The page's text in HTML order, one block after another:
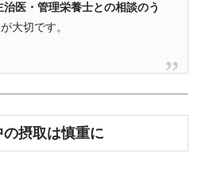
治医・管理栄養士との相談のう
が大切です。
の摂取は慎重に